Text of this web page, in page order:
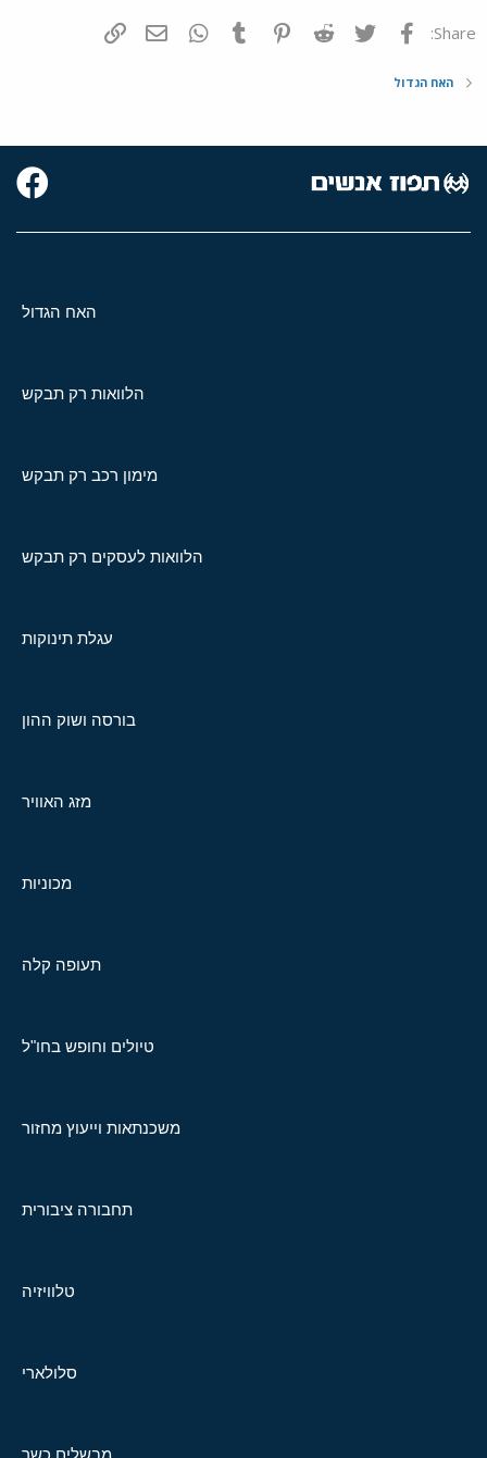
Share: פייסבוק Twitter
Reddit
Pinterest
Tumblr
WhatsAppדואר אלקטרוני
האח הגדול
האח הגדול
הלוואות רק תבקש
מימון רכב רק תבקש
הלוואות לעסקים רק תבקש
עגלת תינוקות
בורסה ושוק ההון
מזג האוויר
מכוניות
תעופה קלה
טיולים וחופש בחו"ל
משכנתאות וייעוץ מחזור
תחבורה ציבורית
טלוויזיה
סלולארי